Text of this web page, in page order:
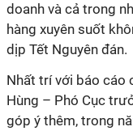
doanh và cả trong
hàng xuyên suốt
dịp Tết Nguyên đán.
Nhất trí với báo cáo
Hùng – Phó Cục
góp ý thêm, trong